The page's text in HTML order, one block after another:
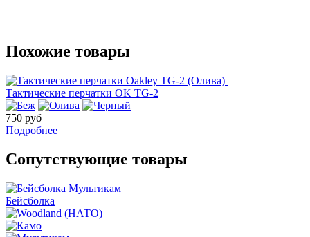
Похожие товары
Тактические перчатки OK TG-2
750 руб
Подробнее
Сопутствующие товары
Бейсболка